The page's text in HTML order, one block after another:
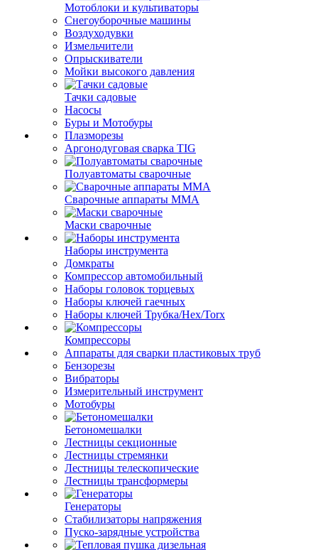
Мотоблоки и культиваторы
Снегоуборочные машины
Воздуходувки
Измельчители
Опрыскиватели
Мойки высокого давления
Тачки садовые
Насосы
Буры и Мотобуры
Плазморезы
Аргонодуговая сварка TIG
Полуавтоматы сварочные
Сварочные аппараты ММА
Маски сварочные
Наборы инструмента
Домкраты
Компрессор автомобильный
Наборы головок торцевых
Наборы ключей гаечных
Наборы ключей Трубка/Hex/Torx
Компрессоры
Аппараты для сварки пластиковых труб
Бензорезы
Вибраторы
Измерительный инструмент
Мотобуры
Бетономешалки
Лестницы секционные
Лестницы стремянки
Лестницы телескопические
Лестницы трансформеры
Генераторы
Стабилизаторы напряжения
Пуско-зарядные устройства